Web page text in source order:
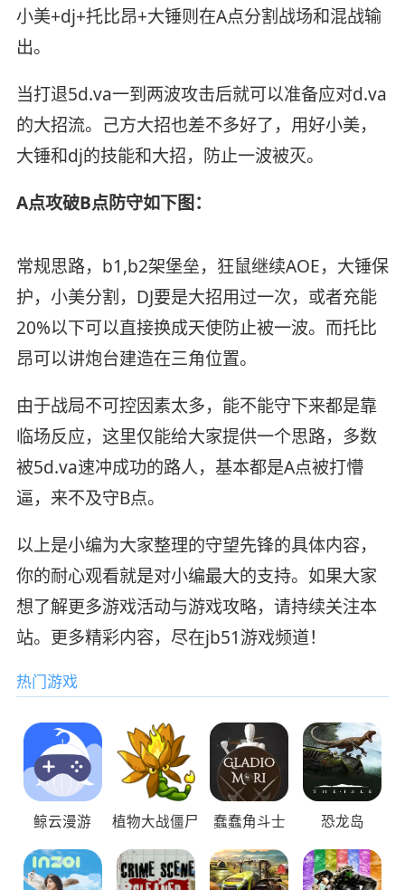
小美+dj+托比昂+大锤则在A点分割战场和混战输
出。
当打退5d.va一到两波攻击后就可以准备应对d.va
的大招流。己方大招也差不多好了，用好小美，
大锤和dj的技能和大招，防止一波被灭。
A点攻破B点防守如下图：
常规思路，b1,b2架堡垒，狂鼠继续AOE，大锤保
护，小美分割，DJ要是大招用过一次，或者充能
20%以下可以直接换成天使防止被一波。而托比
昂可以讲炮台建造在三角位置。
由于战局不可控因素太多，能不能守下来都是靠
临场反应，这里仅能给大家提供一个思路，多数
被5d.va速冲成功的路人，基本都是A点被打懵
逼，来不及守B点。
以上是小编为大家整理的守望先锋的具体内容，
你的耐心观看就是对小编最大的支持。如果大家
想了解更多游戏活动与游戏攻略，请持续关注本
站。更多精彩内容，尽在jb51游戏频道！
热门游戏
鲸云漫游 植物大战僵尸 蠢蠢角斗士 恐龙岛